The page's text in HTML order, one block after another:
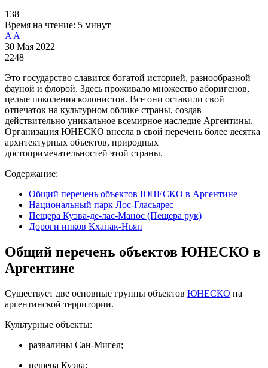
138
Время на чтение: 5 минут
A A
30 Мая 2022
2248
Это государство славится богатой историей, разнообразной
фауной и флорой. Здесь проживало множество аборигенов,
целые поколения колонистов. Все они оставили свой
отпечаток на культурном облике страны, создав
действительно уникальное всемирное наследие Аргентины.
Организация ЮНЕСКО внесла в свой перечень более десятка
архитектурных объектов, природных
достопримечательностей этой страны.
Содержание:
Общий перечень объектов ЮНЕСКО в Аргентине
Национальный парк Лос-Гласьярес
Пещера Куэва-де-лас-Манос (Пещера рук)
Дороги инков Кхапак-Ньян
Общий перечень объектов ЮНЕСКО в
Аргентине
Существует две основные группы объектов ЮНЕСКО на
аргентинской территории.
Культурные объекты:
развалины Сан-Мигел;
пещера Куэва;